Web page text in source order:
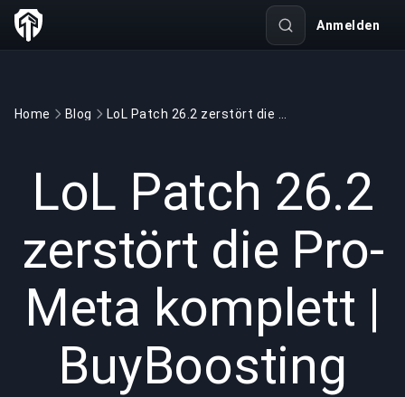
Anmelden
Home Blog
LoL Patch 26.2
zerstört die Pro-
Meta komplett |
BuyBoosting